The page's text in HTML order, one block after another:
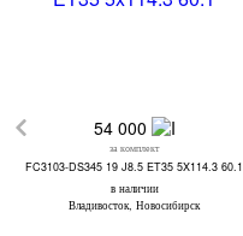
54 000
за комплект
FC3103-DS345 19 J8.5 ET35 5X114.3 60.1
в наличии
Владивосток, Новосибирск